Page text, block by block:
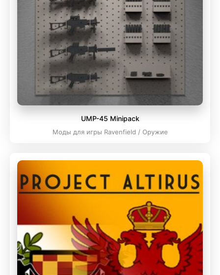
UMP-45 Minipack
Моды для игры Ravenfield / Оружие